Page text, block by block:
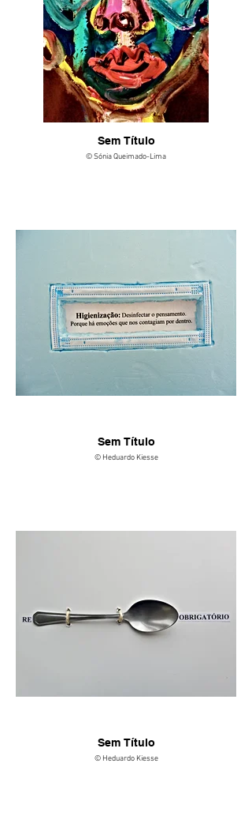
Sem Título
© Sónia Queimado-Lima
Sem Título
© Heduardo Kiesse
Sem Título
© Heduardo Kiesse